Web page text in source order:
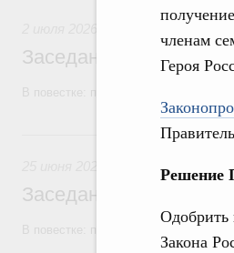
членам
Героя
Решение
Одобрить
Закона
Заседание
Заседание
В повестке: проекты федеральных